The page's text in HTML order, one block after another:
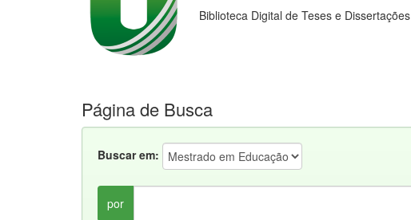
Biblioteca Digital de Teses e Dissertações
Página de Busca
Buscar em:
por